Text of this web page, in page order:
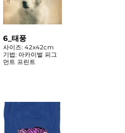
6_태풍
사이즈: 42x42cm
기법: 아카이벌 피그
먼트 프린트